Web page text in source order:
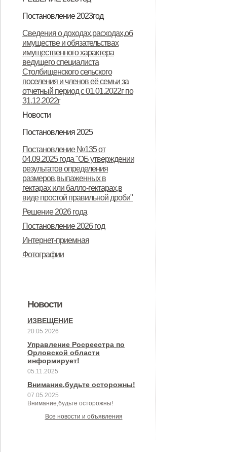
Решение "О бюджете
поселения Дмитровского района
Орловской области на 2023 год и
плановый период 2024 и 2025
годов"
Постановление 2023год
несанкционированного
неконтролируемого проведения
палов сухой травы на территории
Столбищенского сельского
поселения"
Сведения о доходах,расходах,об
имуществе и обязательствах
имущественного характера
ведущего специалиста
Столбищенского сельского
поселения и членов её семьи за
отчетный период с 01.01.2022г по
31.12.2022г
Новости
Извещение о завершении ГКО
Остановим палы сухой травы
Постановления 2025
Постановление №44 от 11.11.2024
Решение 2025 год
Постановление №135 от
04.09.2025 года "ОБ утверждении
результатов определения
размеров,выпаженных в
гектарах или балло-гектарах,в
виде простой правильной дроби"
Решение 2026 года
Постановление 2026 год
Интернет-приемная
Фотографии
Новости
ИЗВЕЩЕНИЕ
20.05.2026
Управление Росреестра по
Орловской области
информирует!
05.11.2025
Внимание,будьте осторожны!
07.05.2025
Внимание,будьте осторожны!
Все новости и объявления